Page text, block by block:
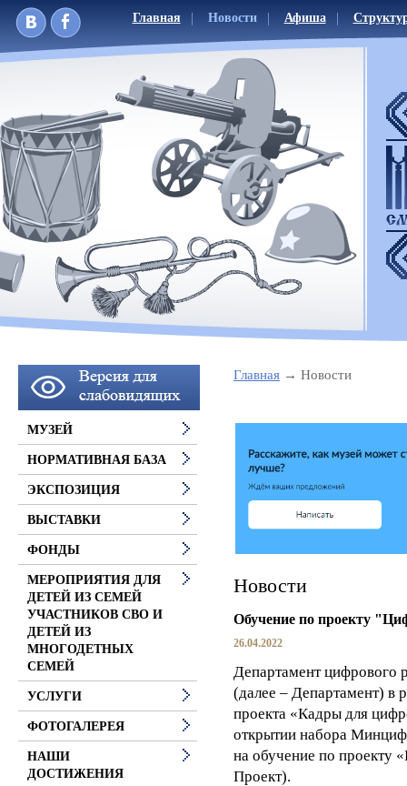
Главная Новости Афиша
Главная Новости
Новости
Обучение по проекту
26.04.2022
Департамент цифрового
(далее – Департамент) в
проекта «Кадры для
открытии набора
на обучение по проекту
Проект).
МУЗЕЙ
НОРМАТИВНАЯ БАЗА
ЭКСПОЗИЦИЯ
ВЫСТАВКИ
ФОНДЫ
МЕРОПРИЯТИЯ ДЛЯ
ДЕТЕЙ ИЗ СЕМЕЙ
УЧАСТНИКОВ СВО И
ДЕТЕЙ ИЗ
МНОГОДЕТНЫХ
СЕМЕЙ
УСЛУГИ
ФОТОГАЛЕРЕЯ
НАШИ
ДОСТИЖЕНИЯ